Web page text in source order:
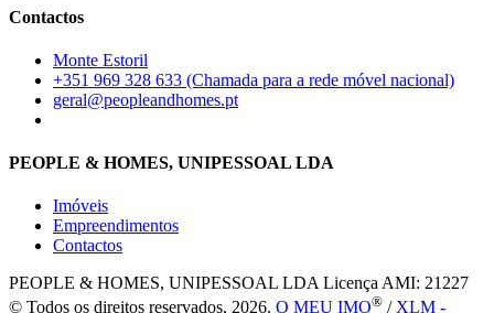
Contactos
Monte Estoril
+351 969 328 633 (Chamada para a rede móvel nacional)
geral@peopleandhomes.pt
PEOPLE & HOMES, UNIPESSOAL LDA
Imóveis
Empreendimentos
Contactos
PEOPLE & HOMES, UNIPESSOAL LDA Licença AMI: 21227
© Todos os direitos reservados, 2026. O MEU IMO® /XLM -